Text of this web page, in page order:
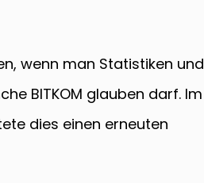
wenn man Statistiken und
BITKOM glauben darf. Im
dies einen erneuten